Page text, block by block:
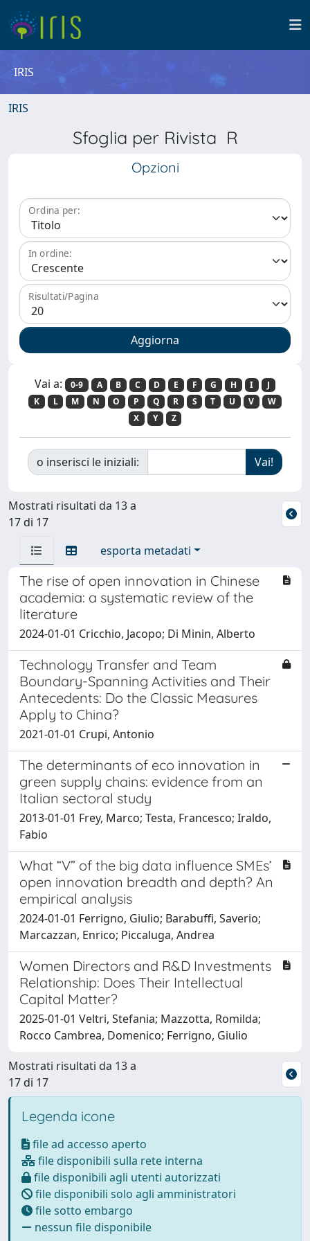
IRIS
IRIS
Sfoglia per Rivista R
Opzioni
Ordina per:
In ordine:
Risultati/Pagina
Vai a: 0-9 A B C D E F G H I
J
K
L M N O P Q R S T U V
W
X
Y Z
o inserisci le iniziali:
Mostrati risultati da 13 a
17 di 17
esporta metadati
The rise of open innovation in Chinese
academia: a systematic review of the
literature
2024-01-01 Cricchio, Jacopo; Di Minin, Alberto
Technology Transfer and Team
Boundary-Spanning Activities and Their
Antecedents: Do the Classic Measures
Apply to China?
2021-01-01 Crupi, Antonio
The determinants of eco innovation in
green supply chains: evidence from an
Italian sectoral study
2013-01-01 Frey, Marco; Testa, Francesco; Iraldo,
Fabio
What “V” of the big data influence SMEs’
open innovation breadth and depth? An
empirical analysis
2024-01-01 Ferrigno, Giulio; Barabuffi, Saverio;
Marcazzan, Enrico; Piccaluga, Andrea
Women Directors and R&D Investments
Relationship: Does Their Intellectual
Capital Matter?
2025-01-01 Veltri, Stefania; Mazzotta, Romilda;
Rocco Cambrea, Domenico; Ferrigno, Giulio
Mostrati risultati da 13 a
17 di 17
Legenda icone
file ad accesso aperto
file disponibili sulla rete interna
file disponibili agli utenti autorizzati
file disponibili solo agli amministratori
file sotto embargo
nessun file disponibile